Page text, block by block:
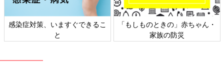
感染症対策、いますぐできるこ
と
「もしものときの」赤ちゃん・
家族の防災